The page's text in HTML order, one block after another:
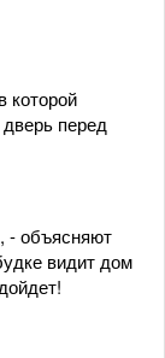
которой
перед
- объясняют
видит дом